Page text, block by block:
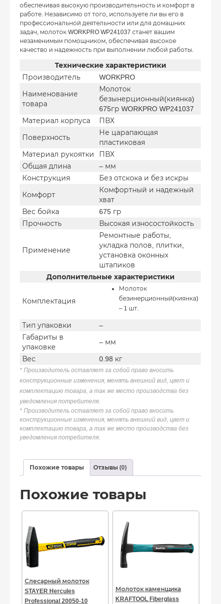
обеспечивая высокую производительность и комфорт в
работе. Независимо от того, используете ли вы его в
профессиональной деятельности или для домашних
задач, молоток WORKPRO WP241037 станет вашим
незаменимым помощником, обеспечивая высокое
качество и надежность при выполнении любой работы.
Технические характеристики
Производитель
WORKPRO
Наименование
товара
Молоток
безынерционный(киянка)
675гр WORKPRO WP241037
Материал корпуса
ПВХ
Поверхность
Не царапающая
пластиковая
Материал рукоятки
ПВХ
Общая длина
– мм
Конструкция
Без отскока и без искры
Комфорт
Комфортный и надежный
хват
Вес бойка
675 гр
Прочность
Высокая износостойкость
Применение
Ремонтные работы,
укладка полов, плитки,
установка оконных
штапиков
Дополнительные характеристики
Комплектация
Молоток
безинерционный(киянка)
– 1 шт.
Тип упаковки
–
Габариты в
упаковке
– мм
Вес 0.98 кг
* Производитель оставляет за собой право вносить
конструкционные изменения, менять внешний вид, цвет и
комплектацию товара, а так же место производства без
уведомления потребителя.
* Производитель оставляет за собой право вносить
конструкционные изменения, менять внешний вид, цвет и
комплектацию товара, а так же место производства без
уведомления потребителя.
Похожие товары Отзывы (0)
Похожие товары
Слесарный молоток
STAYER Hercules
Professional 20050-10
Молоток каменщика
KRAFTOOL Fiberglass